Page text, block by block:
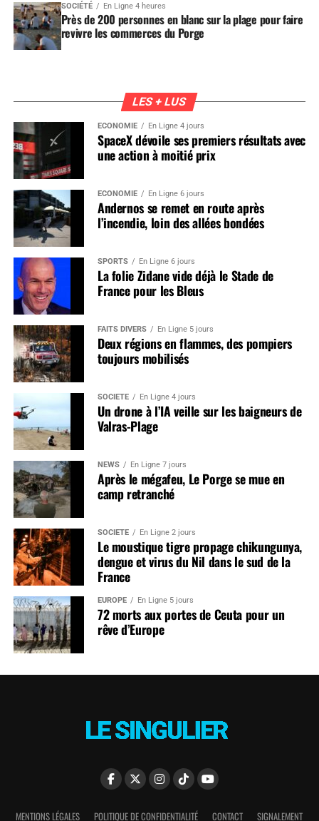
SOCIÉTÉ En Ligne 4 heures
Près de 200 personnes en blanc sur la plage pour faire
revivre les commerces du Porge
LES + LUS
ÉCONOMIE En Ligne 4 jours
SpaceX dévoile ses premiers résultats avec
une action à moitié prix
ÉCONOMIE En Ligne 6 jours
Andernos se remet en route après
l’incendie, loin des allées bondées
SPORTS En Ligne 6 jours
La folie Zidane vide déjà le Stade de
France pour les Bleus
FAITS DIVERS En Ligne 5 jours
Deux régions en flammes, des pompiers
toujours mobilisés
SOCIÉTÉ En Ligne 4 jours
Un drone à l’IA veille sur les baigneurs de
Valras-Plage
NEWS En Ligne 7 jours
Après le mégafeu, Le Porge se mue en
camp retranché
SOCIÉTÉ En Ligne 2 jours
Le moustique tigre propage chikungunya,
dengue et virus du Nil dans le sud de la
France
EUROPE En Ligne 5 jours
72 morts aux portes de Ceuta pour un
rêve d’Europe
MENTIONS LÉGALES POLITIQUE DE CONFIDENTIALITÉ CONTACT SIGNALEMENT